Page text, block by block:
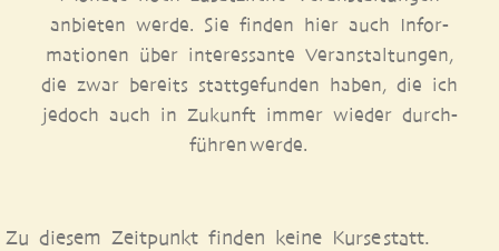
anbie­ten wer­de. Sie fin­den hier auch Infor­
ma­tio­nen über inter­es­san­te Ver­an­stal­tun­gen,
die zwar bereits statt­ge­fun­den haben, die ich
jedoch auch in Zukunft immer wie­der durch­
füh­ren werde.
Zu die­sem Zeit­punkt fin­den kei­ne Kur­se statt.